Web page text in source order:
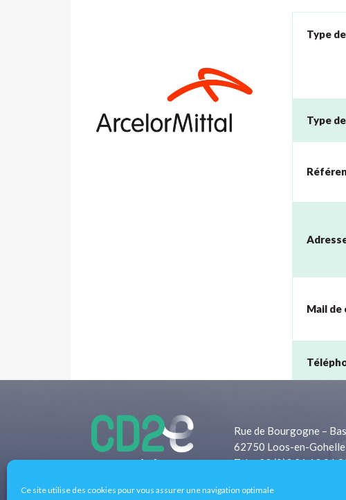
Ce site utilise des cookies pour vous assurer une navigation optimale
Type
Type
Mail
Retour à la cartographie
Rue de Bourgogne –
62750 Loos-en-Gohelle
Tel: +33 (0)3 21 13 06